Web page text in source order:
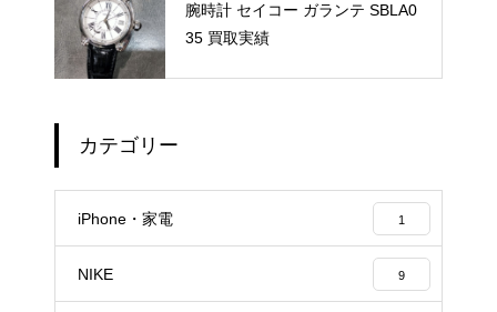
腕時計 セイコー ガランテ SBLA0
35 買取実績
カテゴリー
iPhone・家電 1
NIKE 9